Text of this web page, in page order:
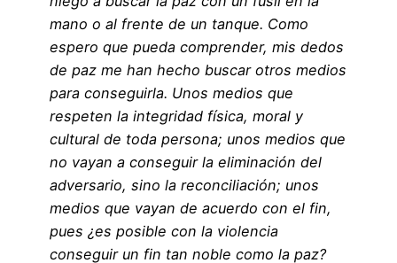
mano o al frente de un tanque. Como
espero que pueda comprender, mis dedos
de paz me han hecho buscar otros medios
para conseguirla. Unos medios que
respeten la integridad física, moral y
cultural de toda persona; unos medios que
no vayan a conseguir la eliminación del
adversario, sino la reconciliación; unos
medios que vayan de acuerdo con el fin,
pues ¿es posible con la violencia
conseguir un fin tan noble como la paz?